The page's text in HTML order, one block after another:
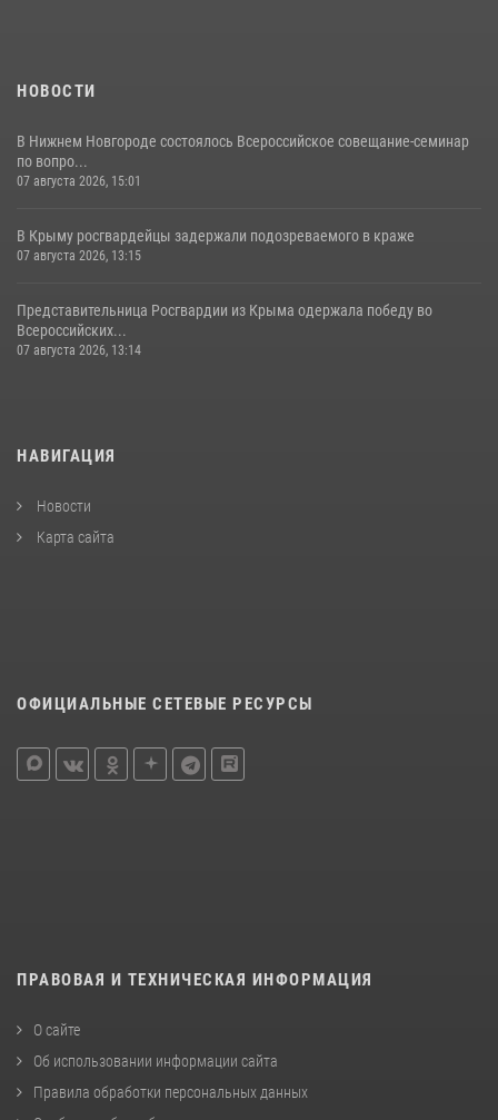
НОВОСТИ
В Нижнем Новгороде состоялось Всероссийское совещание-семинар
по вопро...
07 августа 2026, 15:01
В Крыму росгвардейцы задержали подозреваемого в краже
07 августа 2026, 13:15
Представительница Росгвардии из Крыма одержала победу во
Всероссийских...
07 августа 2026, 13:14
НАВИГАЦИЯ
Новости
Карта сайта
ОФИЦИАЛЬНЫЕ СЕТЕВЫЕ РЕСУРСЫ
ПРАВОВАЯ И ТЕХНИЧЕСКАЯ ИНФОРМАЦИЯ
О сайте
Об использовании информации сайта
Правила обработки персональных данных